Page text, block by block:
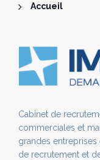
Accueil
Cabinet de
commerciales et
grandes entreprises
de recrutement et